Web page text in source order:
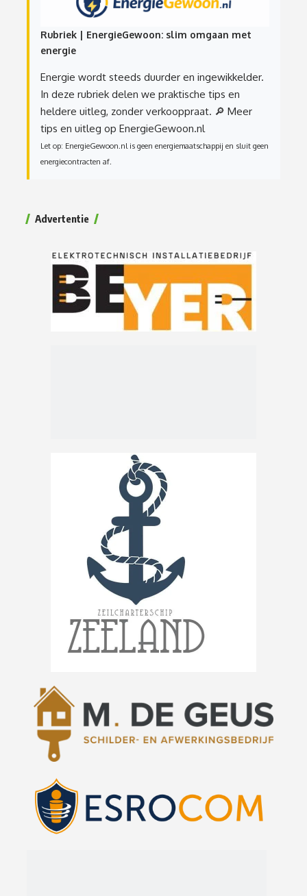
Rubriek | EnergieGewoon: slim omgaan met
energie
Energie wordt steeds duurder en ingewikkelder.
In deze rubriek delen we praktische tips en
heldere uitleg, zonder verkooppraat. 🔎 Meer
tips en uitleg op EnergieGewoon.nl
Let op: EnergieGewoon.nl is geen energiemaatschappij en sluit geen
energiecontracten af.
Advertentie